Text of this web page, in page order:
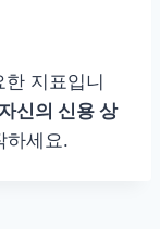
지표입니
신의 신용 상
하세요.